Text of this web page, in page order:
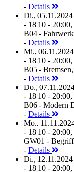
- Details
Di., 05.11.2024
- 18:10 - 20:00,
B04 - Fahrwerk
- Details
Mi., 06.11.2024
- 18:10 - 20:00,
B05 -
- Details
Do., 07.11.2024
- 18:10 - 20:00,
B06 - Modern
- Details
Mo.,
- 18:10 - 20:00,
GW01 -
- Details
Di., 12.11.2024
- 18:10 - 20:00,